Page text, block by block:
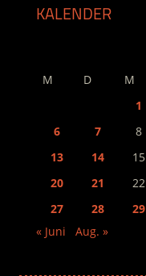
KALENDER
M D M
1
6
7 8
13
14 15
20
21 22
27
28 29
« Juni
Aug. »